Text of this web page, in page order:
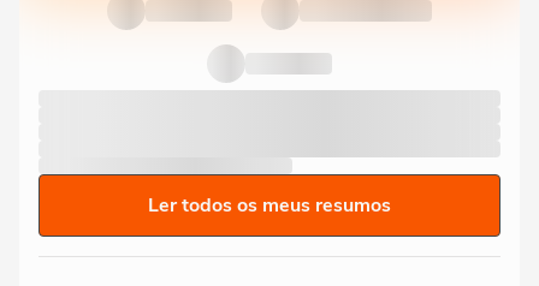
Ler todos os meus resumos